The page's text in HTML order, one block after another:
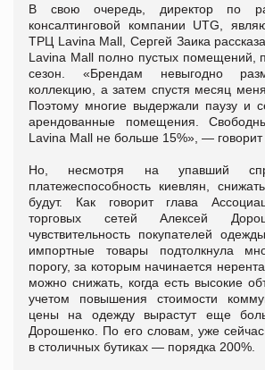
В свою очередь, директор по
консалтинговой компании UTG,
ТРЦ Lavina Mall, Сергей Заика
Lavina Mall полно пустых помещений,
сезон. «Брендам невыгодно
коллекцию, а затем спустя месяц
Поэтому многие выдержали паузу и
арендованные помещения.
Lavina Mall не больше 15%», — говорит
Но, несмотря на упавший
платежеспособность киевлян,
будут. Как говорит глава
торговых сетей Алексей
чувствительность покупателей
импортные товары подтолкнула
порогу, за которым начинается
можно снижать, когда есть высокие
учетом повышения стоимости
цены на одежду вырастут еще
Дорошенко. По его словам, уже
в столичных бутиках — порядка 200%.